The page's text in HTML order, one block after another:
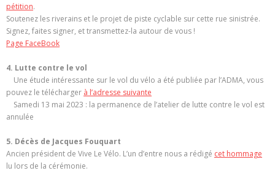
pétition.
Soutenez les riverains et le projet de piste cyclable sur cette rue sinistrée.
Signez, faites signer, et transmettez-la autour de vous !
Page FaceBook
4. Lutte contre le vol
Une étude intéressante sur le vol du vélo a été publiée par l’ADMA, vous
pouvez le télécharger à l’adresse suivante
Samedi 13 mai 2023 : la permanence de l’atelier de lutte contre le vol est
annulée
5. Décès de Jacques Fouquart
Ancien président de Vive Le Vélo. L’un d’entre nous a rédigé cet hommage
lu lors de la cérémonie.